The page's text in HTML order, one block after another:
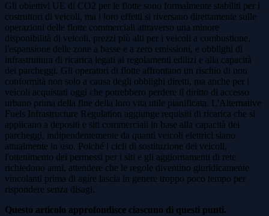
Gli obiettivi UE di CO2 per le flotte sono formalmente stabiliti per i
costruttori di veicoli, ma i loro effetti si riversano direttamente sulle
operazioni delle flotte commerciali attraverso una minore
disponibilità di veicoli, prezzi più alti per i veicoli a combustione,
l'espansione delle zone a basse e a zero emissioni, e obblighi di
infrastruttura di ricarica legati ai regolamenti edilizi e alla capacità
dei parcheggi. Gli operatori di flotte affrontano un rischio di non
conformità non solo a causa degli obblighi diretti, ma anche per i
veicoli acquistati oggi che potrebbero perdere il diritto di accesso
urbano prima della fine della loro vita utile pianificata. L'Alternative
Fuels Infrastructure Regulation aggiunge requisiti di ricarica che si
applicano a depositi e siti commerciali in base alla capacità dei
parcheggi, indipendentemente da quanti veicoli elettrici siano
attualmente in uso. Poiché i cicli di sostituzione dei veicoli,
l'ottenimento dei permessi per i siti e gli aggiornamenti di rete
richiedono anni, attendere che le regole diventino giuridicamente
vincolanti prima di agire lascia in genere troppo poco tempo per
rispondere senza disagi.
Questo articolo approfondisce ciascuno di questi punti.